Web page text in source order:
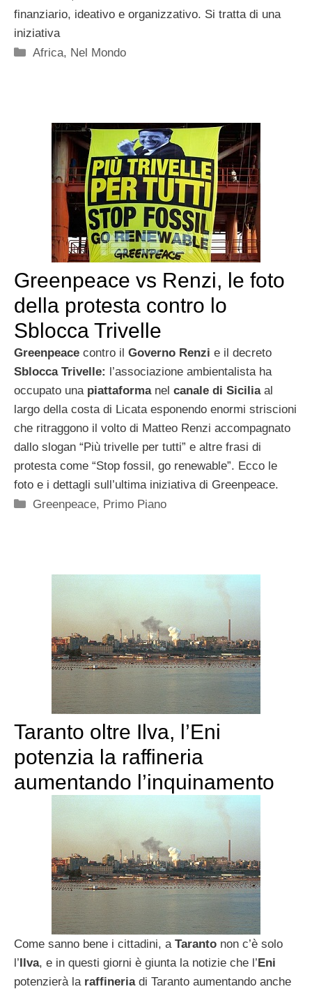
finanziario, ideativo e organizzativo. Si tratta di una
iniziativa
Categorie
Africa, Nel Mondo
Greenpeace vs Renzi, le foto
della protesta contro lo
Sblocca Trivelle
Greenpeace contro il Governo Renzi e il decreto
Sblocca Trivelle: l’associazione ambientalista ha
occupato una piattaformanel canale di Siciliaal
largo della costa di Licata esponendo enormi striscioni
che ritraggono il volto di Matteo Renzi accompagnato
dallo slogan “Più trivelle per tutti” e altre frasi di
protesta come “Stop fossil, go renewable”. Ecco le
foto e i dettagli sull’ultima iniziativa di Greenpeace.
Categorie
Greenpeace, Primo Piano
Taranto oltre Ilva, l’Eni
potenzia la raffineria
aumentando l’inquinamento
Come sanno bene i cittadini, a Taranto non c’è solo
l’Ilva, e in questi giorni è giunta la notizie che l’Eni
potenzierà la raffineriadi Taranto aumentando anche